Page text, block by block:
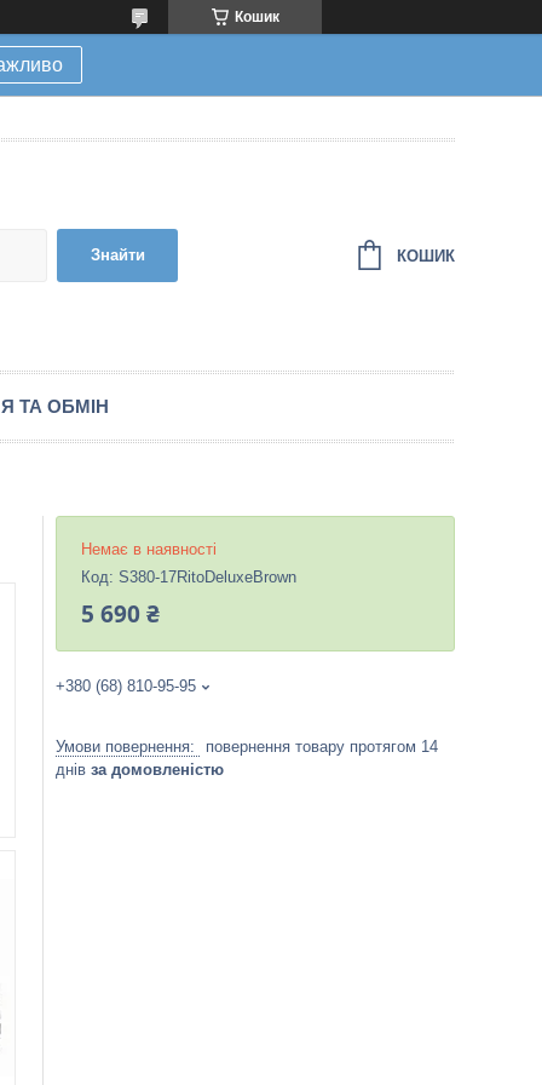
Кошик
Знайти КОШИК
ТА ОБМІН
Немає в наявності
Код: S380-17RitoDeluxeBrown
5 690 ₴
+380 (68) 810-95-95
повернення товару протягом 14
днів за домовленістю